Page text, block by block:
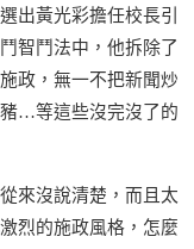
出黃光彩擔任校長引
智鬥法中，他拆除了
政，無一不把新聞炒
…等這些沒完沒了的
來沒說清楚，而且太
烈的施政風格，怎麼